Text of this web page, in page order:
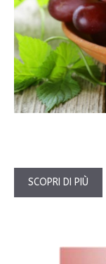
SCOPRI DI PIÙ